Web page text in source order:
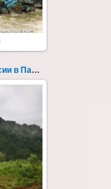
В Логово Дракона фото экскурсии в Паттайе 178
из
178